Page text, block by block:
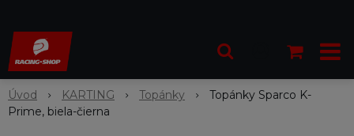
Úvod KARTING Topánky
Topánky Sparco K-
Prime, biela-čierna